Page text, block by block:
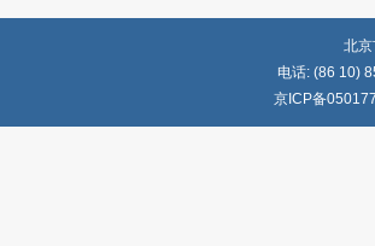
北
电话: (86 10)
京ICP备